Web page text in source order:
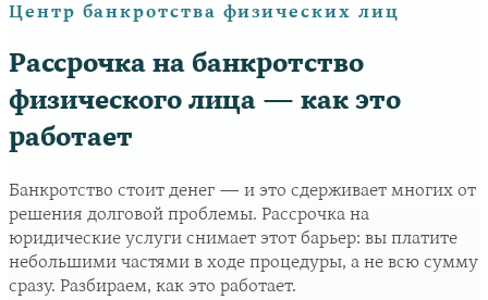
Центр банкротства физических лиц
Рассрочка на банкротство
физического лица — как это
работает
Банкротство стоит денег — и это сдерживает многих от
решения долговой проблемы. Рассрочка на
юридические услуги снимает этот барьер: вы платите
небольшими частями в ходе процедуры, а не всю сумму
сразу. Разбираем, как это работает.